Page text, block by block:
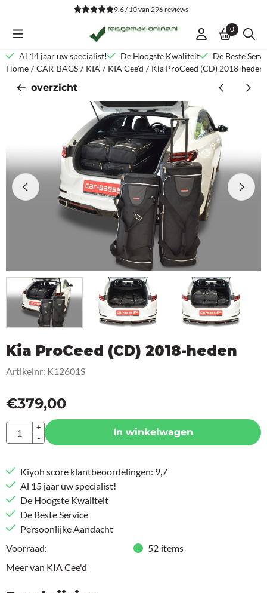
Cookievoorkeuren zijn beschikbaar. Kies instellingen of sta alle
9.6 / 10van296reviews
0
Al 14 jaar uw specialist! De Hoogste Kwaliteit
De Beste
Home / CAR-BAGS / KIA / KIA Cee'd / Kia ProCeed (CD) 2018-heden
overzicht
Kia ProCeed (CD) 2018-heden
Artikelnr: K12601S
€379,00
Aantal
+
-
In winkelwagen
Kiyoh score klantbeoordelingen: 9,7
Al 15 jaar uw specialist!
De Hoogste Kwaliteit
De Beste Service
Persoonlijke Aandacht
Voorraad:
52 items
Meer van KIA Cee'd